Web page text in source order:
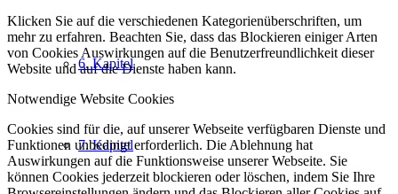
6. Kapitel
7. Kapitel
Klicken Sie auf die verschiedenen Kategorienüberschriften, um
mehr zu erfahren. Beachten Sie, dass das Blockieren einiger Arten
von Cookies Auswirkungen auf die Benutzerfreundlichkeit dieser
Website und auf die Dienste haben kann.
Notwendige Website Cookies
Cookies sind für die, auf unserer Webseite verfügbaren Dienste und
Funktionen unbedingt erforderlich. Die Ablehnung hat
Auswirkungen auf die Funktionsweise unserer Webseite. Sie
können Cookies jederzeit blockieren oder löschen, indem Sie Ihre